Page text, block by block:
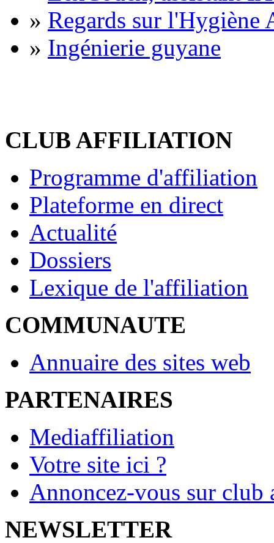
» Regards sur l'Hygiène
» Ingénierie guyane
CLUB AFFILIATION
Programme d'affiliation
Plateforme en direct
Actualité
Dossiers
Lexique de l'affiliation
COMMUNAUTE
Annuaire des sites web
PARTENAIRES
Mediaffiliation
Votre site ici ?
Annoncez-vous sur
NEWSLETTER